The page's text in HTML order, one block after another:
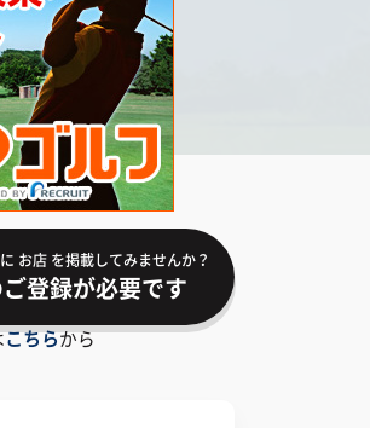
お店 を掲載してみませんか？
登録が必要です
こちらから